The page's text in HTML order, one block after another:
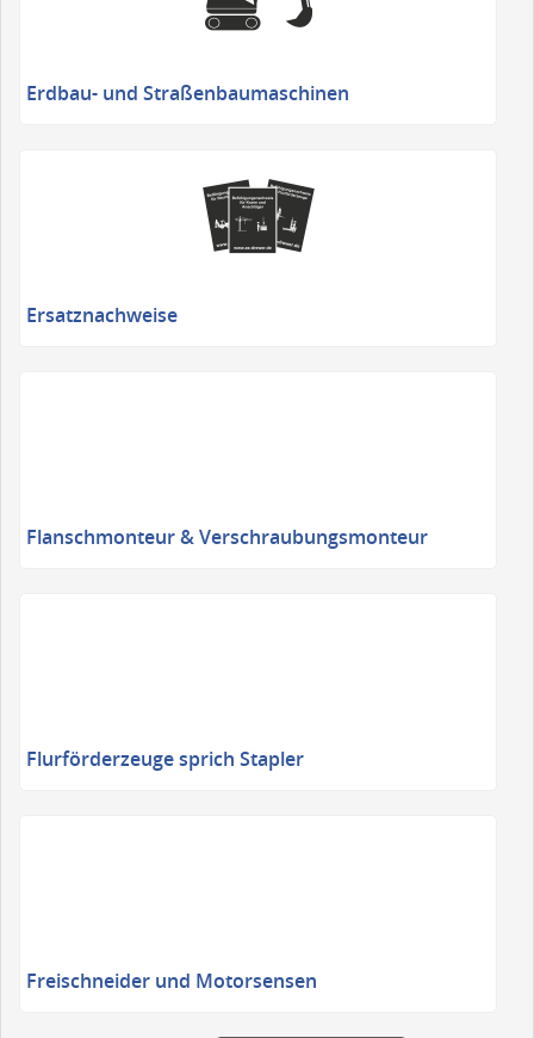
Erdbau- und Straßenbaumaschinen
Ersatznachweise
Flanschmonteur & Verschraubungsmonteur
Flurförderzeuge sprich Stapler
Freischneider und Motorsensen